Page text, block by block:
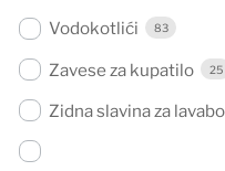
Vodokotlići 83
Zavese za kupatilo 25
Zidna slavina za lavabo